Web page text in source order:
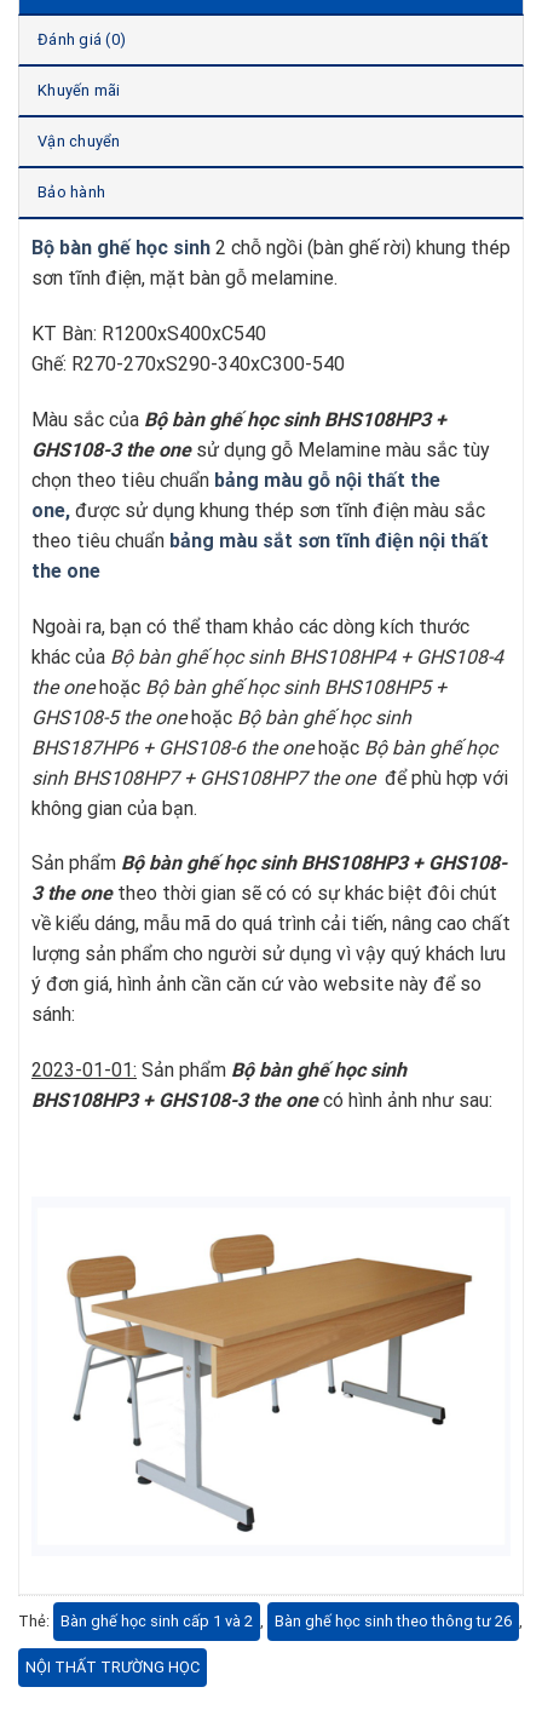
Đánh giá (0)
Khuyến mãi
Vận chuyển
Bảo hành
Bộ bàn ghế học sinh 2 chỗ ngồi (bàn ghế rời) khung thép
sơn tĩnh điện, mặt bàn gỗ melamine.
KT Bàn: R1200xS400xC540
Ghế: R270-270xS290-340xC300-540
Màu sắc của Bộ bàn ghế học sinh BHS108HP3 +
GHS108-3the one sử dụng gỗ Melamine màu sắc tùy
chọn theo tiêu chuẩn bảng màu gỗ nội thất the
one, được sử dụng khung thép sơn tĩnh điện màu sắc
theo tiêu chuẩn bảng màu sắt sơn tĩnh điện nội thất
the one
Ngoài ra, bạn có thể tham khảo các dòng kích thước
khác của Bộ bàn ghế học sinh BHS108HP4 + GHS108-4
the one hoặc Bộ bàn ghế học sinh BHS108HP5 +
GHS108-5 the onehoặc Bộ bàn ghế học sinh
BHS187HP6 + GHS108-6 the onehoặc Bộ bàn ghế học
sinh BHS108HP7 + GHS108HP7 the one để phù hợp với
không gian của bạn.
Sản phẩm Bộ bàn ghế học sinhBHS108HP3 + GHS108-
3the onetheo thời gian sẽ có có sự khác biệt đôi chút
về kiểu dáng, mẫu mã do quá trình cải tiến, nâng cao chất
lượng sản phẩm cho người sử dụng vì vậy quý khách lưu
ý đơn giá, hình ảnh cần căn cứ vào website này để so
sánh:
2023-01-01: Sản phẩm Bộ bàn ghế học sinh
BHS108HP3 + GHS108-3the onecó hình ảnh như sau:
Thẻ: Bàn ghế học sinh cấp 1 và 2 Bàn ghế học sinh theo thông tư 26
NỘI THẤT TRƯỜNG HỌC